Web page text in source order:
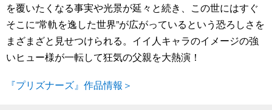
を覆いたくなる事実や光景が延々と続き、この世にはすぐ
そこに“常軌を逸した世界”が広がっているという恐ろしさを
まざまざと見せつけられる。イイ人キャラのイメージの強
いヒュー様が一転して狂気の父親を大熱演！
『プリズナーズ』作品情報＞